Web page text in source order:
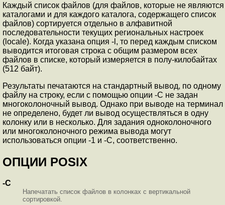
Каждый список файлов (для файлов, которые не являются
каталогами и для каждого каталога, содержащего список
файлов) сортируется отдельно в алфавитной
последовательности текущих региональных настроек
(locale). Когда указана опция -l, то перед каждым списком
выводится итоговая строка с общим размером всех
файлов в списке, который измеряется в полу-килобайтах
(512 байт).
Результаты печатаются на стандартный вывод, по одному
файлу на строку, если с помощью опции -C не задан
многоколоночный вывод. Однако при выводе на терминал
не определено, будет ли вывод осуществляться в одну
колонку или в несколько. Для задания одноколоночного
или многоколоночного режима вывода могут
использоваться опции -1 и -C, соответственно.
ОПЦИИ POSIX
-C
Напечатать список файлов в колонках с вертикальной
сортировкой.